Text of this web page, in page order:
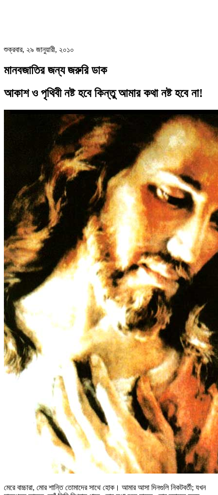
শুক্রবার, ২৯ জানুয়ারী, ২০১০
মানবজাতির জন্য জরুরি ডাক
আকাশ ও পৃথিবী নষ্ট হবে কিন্তু আমার কথা নষ্ট হবে না!
মেরে বাচ্চারা, মোর শান্তি তোমাদের সাথে হোক। আমার আসা দিনগুলি নিকটবর্তী; যখন